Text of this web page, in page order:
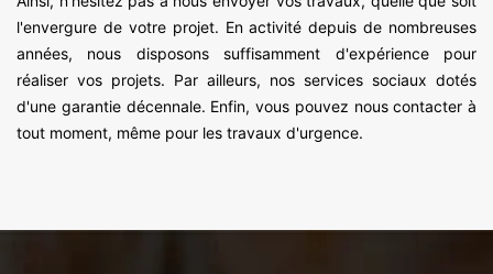
l'envergure de votre projet. En activité depuis de nombreuses
années, nous disposons suffisamment d'expérience pour
réaliser vos projets. Par ailleurs, nos services sociaux dotés
d'une garantie décennale. Enfin, vous pouvez nous contacter à
tout moment, même pour les travaux d'urgence.